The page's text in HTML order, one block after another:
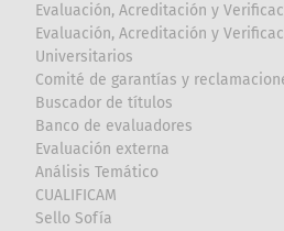
Evaluación, Acreditación y
Evaluación, Acreditación y
Universitarios
Comité de garantías y
Buscador de títulos
Banco de evaluadores
Evaluación externa
Análisis Temático
CUALIFICAM
Sello Sofía